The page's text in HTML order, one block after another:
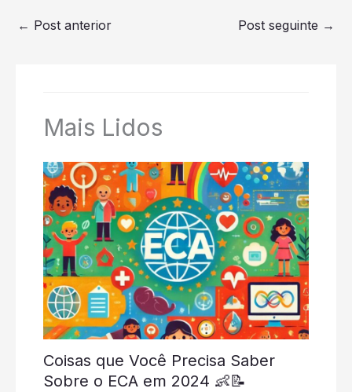
← Post anterior Post seguinte →
Mais Lidos
Coisas que Você Precisa Saber
Sobre o ECA em 2024 👶📝